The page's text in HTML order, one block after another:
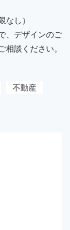
し）
、デザインのご
談ください。
不動産